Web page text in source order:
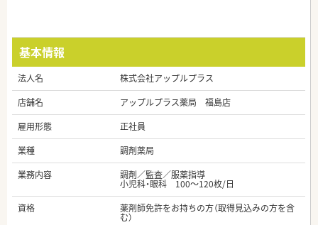
基本情報
法人名
株式会社アップルプラス
店舗名
アップルプラス薬局 福島店
雇用形態
正社員
業種
調剤薬局
業務内容
調剤／監査／服薬指導
小児科・眼科 100～120枚/日
資格
薬剤師免許をお持ちの方（取得見込みの方を含
む）